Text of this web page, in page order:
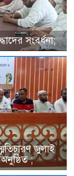
সংবর্ধনা;
জুলাই
;